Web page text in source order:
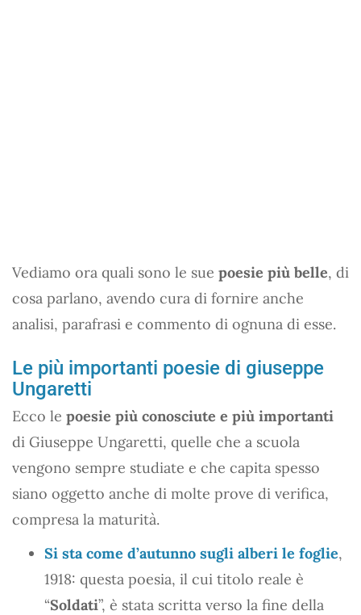
Vediamo ora quali sono le sue poesie più belle, di
cosa parlano, avendo cura di fornire anche
analisi, parafrasi e commento di ognuna di esse.
Le più importanti poesie di giuseppe
Ungaretti
Ecco le poesie più conosciute e più importanti
di Giuseppe Ungaretti, quelle che a scuola
vengono sempre studiate e che capita spesso
siano oggetto anche di molte prove di verifica,
compresa la maturità.
Si sta come d’autunno sugli alberi le foglie,
1918: questa poesia, il cui titolo reale è
“Soldati”, è stata scritta verso la fine della